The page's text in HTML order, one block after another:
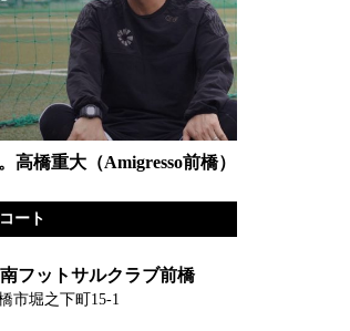
高橋重大（Amigresso前橋）
ート
フットサルクラブ前橋
市堀之下町15-1